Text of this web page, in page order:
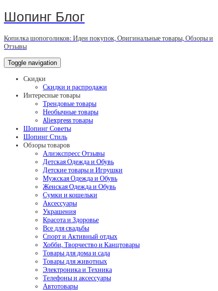
Шопинг Блог
Копилка шопоголиков: Идеи покупок, Оригинальные товары, Обзоры и
Отзывы
Toggle navigation
Скидки
Скидки и распродажи
Интересные товары
Трендовые товары
Необычные товары
Aliexpress товары
Шопинг Советы
Шопинг Стиль
Обзоры товаров
Алиэкспресс Отзывы
Детская Одежда и Обувь
Детские товары и Игрушки
Мужская Одежда и Обувь
Женская Одежда и Обувь
Сумки и кошельки
Аксессуары
Украшения
Красота и Здоровье
Все для свадьбы
Спорт и Активный отдых
Хобби, Творчество и Канцтовары
Товары для дома и сада
Товары для животных
Электроника и Техника
Телефоны и аксессуары
Автотовары